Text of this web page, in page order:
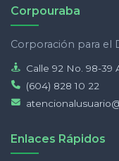
Corpouraba
Corporación para el
Calle 92 No. 98-39
(604) 828 10 22
Enlaces Rápidos